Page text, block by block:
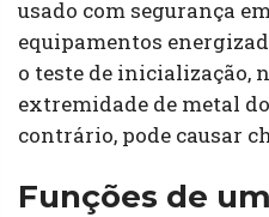
usado com segurança
equipamentos
o teste de inicialização,
extremidade de metal
contrário, pode causar
Funções de